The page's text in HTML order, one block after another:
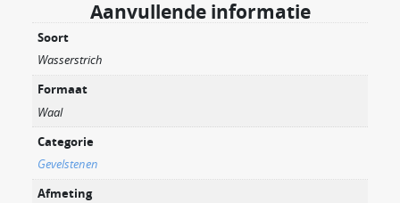
Aanvullende informatie
Soort
Wasserstrich
Formaat
Waal
Categorie
Gevelstenen
Afmeting